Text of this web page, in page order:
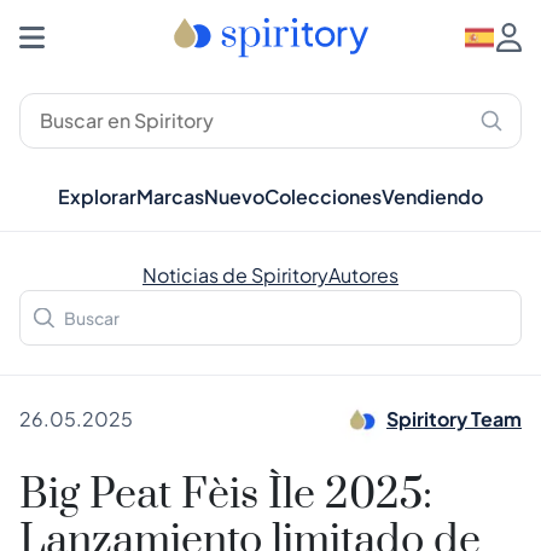
ExplorarMarcasNuevoColeccionesVendiendo
Noticias de SpiritoryAutores
26.05.2025 Spiritory Team
Big Peat Fèis Ìle 2025: